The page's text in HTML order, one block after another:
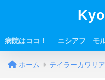
病院はココ！ ニシアフ モ
ホーム テイラーカワリ